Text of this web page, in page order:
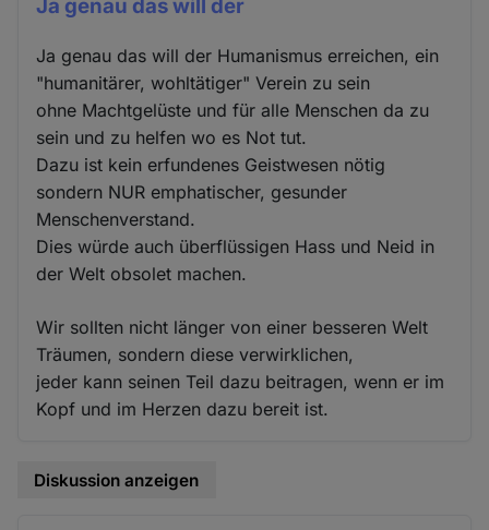
Ja genau das will der
Ja genau das will der Humanismus erreichen, ein
"humanitärer, wohltätiger" Verein zu sein
ohne Machtgelüste und für alle Menschen da zu
sein und zu helfen wo es Not tut.
Dazu ist kein erfundenes Geistwesen nötig
sondern NUR emphatischer, gesunder
Menschenverstand.
Dies würde auch überflüssigen Hass und Neid in
der Welt obsolet machen.
Wir sollten nicht länger von einer besseren Welt
Träumen, sondern diese verwirklichen,
jeder kann seinen Teil dazu beitragen, wenn er im
Kopf und im Herzen dazu bereit ist.
Diskussion anzeigen